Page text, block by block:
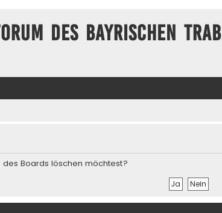
des Bayrischen
Boards löschen möchtest?